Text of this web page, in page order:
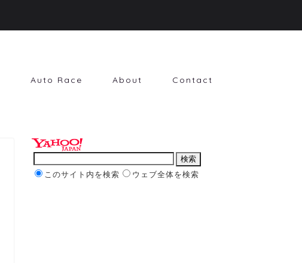
Auto Race About Contact
このサイト内を検索 ウェブ全体を検索